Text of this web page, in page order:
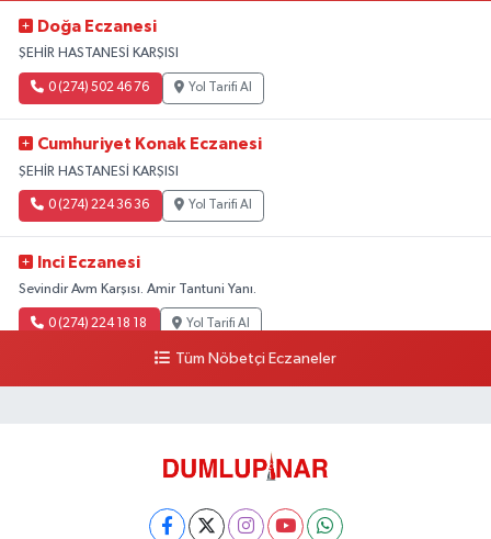
Doğa Eczanesi
ŞEHİR HASTANESİ KARŞISI
0 (274) 502 46 76 Yol Tarifi Al
Cumhuriyet Konak Eczanesi
ŞEHİR HASTANESİ KARŞISI
0 (274) 224 36 36 Yol Tarifi Al
Inci Eczanesi
Sevindir Avm Karşısı. Amir Tantuni Yanı.
0 (274) 224 18 18 Yol Tarifi Al
Tüm Nöbetçi Eczaneler